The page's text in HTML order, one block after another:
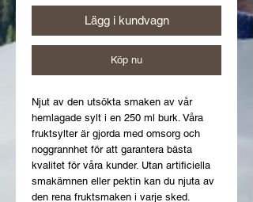
Lägg i kundvagn
Köp nu
Njut av den utsökta smaken av vår
hemlagade sylt i en 250 ml burk. Våra
fruktsylter är gjorda med omsorg och
noggrannhet för att garantera bästa
kvalitet för våra kunder. Utan artificiella
smakämnen eller pektin kan du njuta av
den rena fruktsmaken i varje sked.